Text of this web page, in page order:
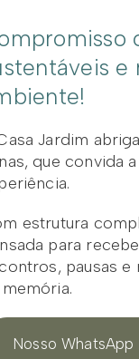
e
Jardim
que convida
estrutura
para
pausas
Nosso WhatsApp